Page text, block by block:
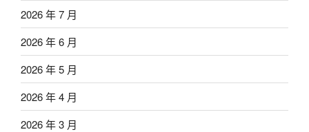
2026 年 7 月
2026 年 6 月
2026 年 5 月
2026 年 4 月
2026 年 3 月